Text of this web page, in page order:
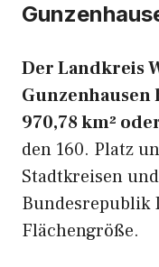
Der Landkreis
Gunzenhausen
970,78 km²
den 160. Platz
Stadtkreisen
Bundesrepublik
Flächengröße.